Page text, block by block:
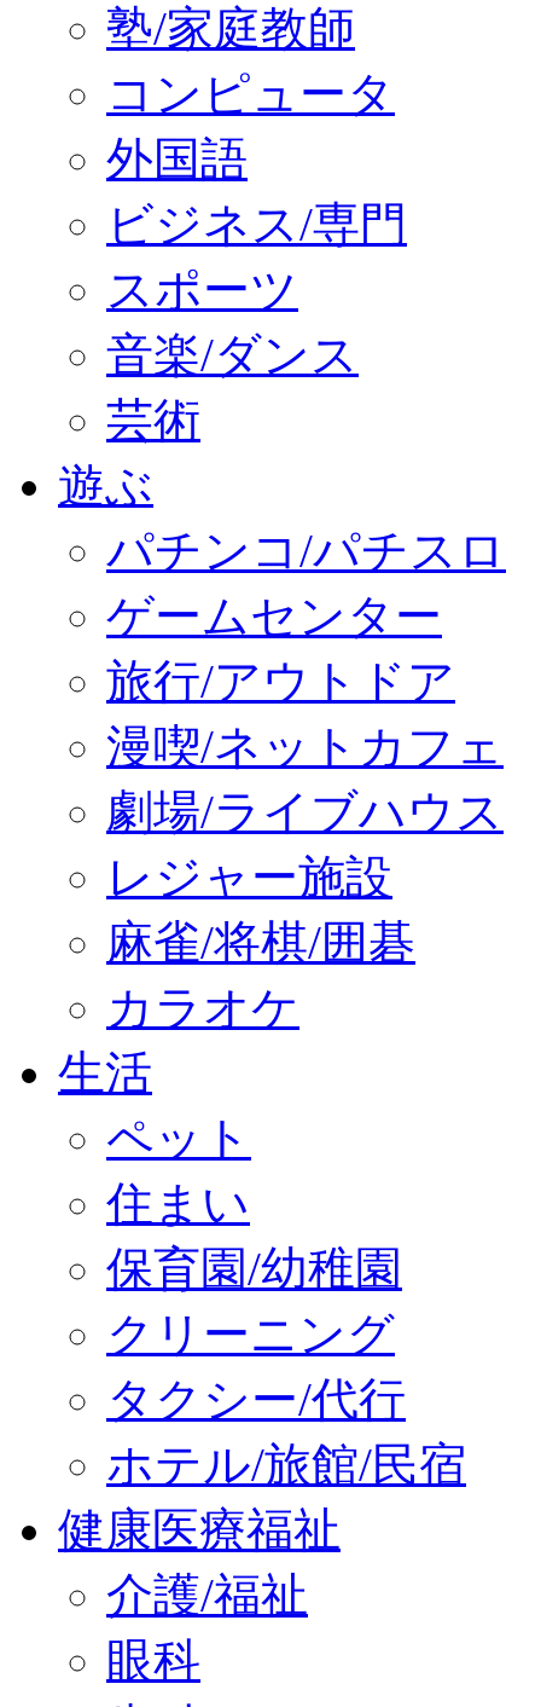
塾/家庭教師
コンピュータ
外国語
ビジネス/専門
スポーツ
音楽/ダンス
芸術
遊ぶ
パチンコ/パチスロ
ゲームセンター
旅行/アウトドア
漫喫/ネットカフェ
劇場/ライブハウス
レジャー施設
麻雀/将棋/囲碁
カラオケ
生活
ペット
住まい
保育園/幼稚園
クリーニング
タクシー/代行
ホテル/旅館/民宿
健康医療福祉
介護/福祉
眼科